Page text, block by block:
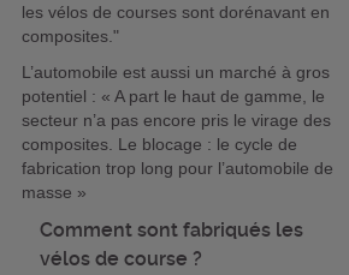
les vélos de courses sont dorénavant en
composites."
L’automobile est aussi un marché à gros
potentiel : « A part le haut de gamme, le
secteur n’a pas encore pris le virage des
composites. Le blocage : le cycle de
fabrication trop long pour l’automobile de
masse »
Comment sont fabriqués les
vélos de course ?